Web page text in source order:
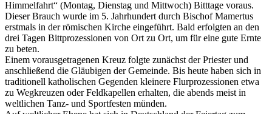
Himmelfahrt“ (Montag, Dienstag und Mittwoch) Bitttage voraus.
Dieser Brauch wurde im 5. Jahrhundert durch Bischof Mamertus
erstmals in der römischen Kirche eingeführt. Bald erfolgten an den
drei Tagen Bittprozessionen von Ort zu Ort, um für eine gute Ernte
zu beten.
Einem vorausgetragenen Kreuz folgte zunächst der Priester und
anschließend die Gläubigen der Gemeinde. Bis heute haben sich in
traditionell katholischen Gegenden kleinere Flurprozessionen etwa
zu Wegkreuzen oder Feldkapellen erhalten, die abends meist in
weltlichen Tanz- und Sportfesten münden.